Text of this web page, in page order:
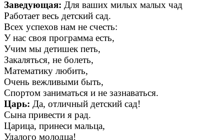
Заведующая: Для ваших милых малых чад
Работает весь детский сад.
Всех успехов нам не счесть:
У нас своя программа есть,
Учим мы детишек петь,
Закаляться, не болеть,
Математику любить,
Очень вежливыми быть,
Спортом заниматься и не зазнаваться.
Царь: Да, отличный детский сад!
Сына привести я рад.
Царица, принеси мальца,
Удалого молодца!